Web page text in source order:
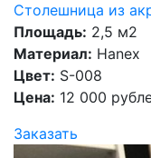
Столешница из
Площадь: 2,5 м2
Материал: Hanex
Цвет: S-008
Цена: 12 000
Заказать